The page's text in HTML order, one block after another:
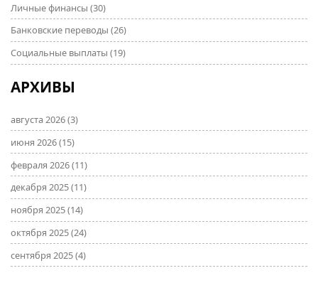
Личные финансы (30)
Банковские переводы (26)
Социальные выплаты (19)
АРХИВЫ
августа 2026(3)
июня 2026(15)
февраля 2026(11)
декабря 2025(11)
ноября 2025(14)
октября 2025(24)
сентября 2025(4)